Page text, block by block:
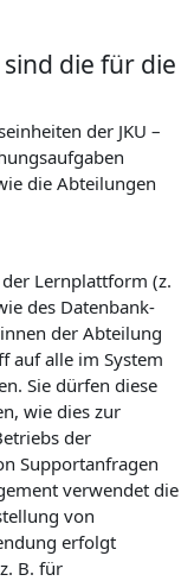
die für die
der JKU –
die Abteilungen
Lernplattform (z.
des Datenbank-
der Abteilung
auf alle im System
Sie dürfen diese
wie dies zur
der
Supportanfragen
verwendet die
von
erfolgt
B. für